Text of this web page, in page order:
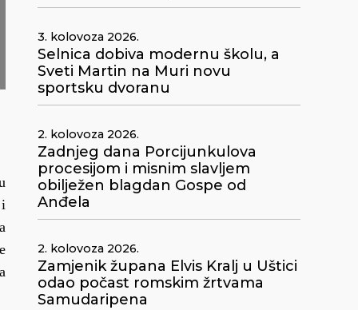
3. kolovoza 2026.
Selnica dobiva modernu školu, a
Sveti Martin na Muri novu
sportsku dvoranu
2. kolovoza 2026.
Zadnjeg dana Porcijunkulova
procesijom i misnim slavljem
obilježen blagdan Gospe od
Anđela
2. kolovoza 2026.
Zamjenik župana Elvis Kralj u Uštici
odao počast romskim žrtvama
Samudaripena